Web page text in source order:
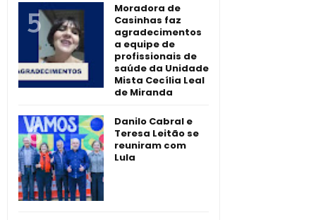
Moradora de
Casinhas faz
agradecimentos
a equipe de
profissionais de
saúde da Unidade
Mista Cecília Leal
de Miranda
Danilo Cabral e
Teresa Leitão se
reuniram com
Lula